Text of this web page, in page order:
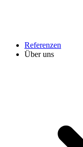
Referenzen
Über uns